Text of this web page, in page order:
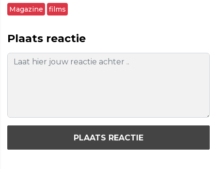
Magazine films
Plaats reactie
PLAATS REACTIE